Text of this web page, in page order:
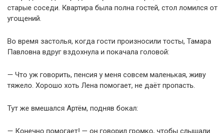
старые соседи. Квартира была полна гостей, стол ломился от
угощений.
Во время застолья, когда гости произносили тосты, Тамара
Павловна вдруг вздохнула и покачала головой:
— Что уж говорить, пенсия у меня совсем маленькая, живу
тяжело. Хорошо хоть Лена помогает, не даёт пропасть.
Тут же вмешался Артём, подняв бокал:
— Конечно помогает! — он говорил громко, чтобы слышали